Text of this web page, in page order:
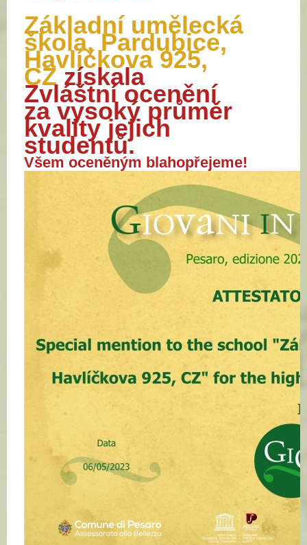
Základní umělecká
škola,Pardubice,
Havlíčkova 925,
CZzískala
Zvláštní ocenění
za vysoký průměr
kvality jejich
studentů.
Všem oceněným blahopřejeme!